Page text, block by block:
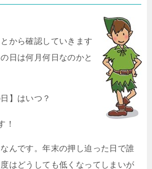
から確認していきます
日は何月何日なのかと
】はいつ？
！
んです。年末の押し迫った日で誰
はどうしても低くなってしまいが